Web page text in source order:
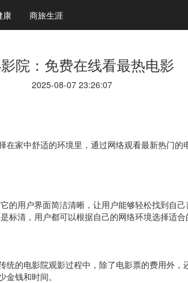
康 商旅生涯
院：免费在线看最热电影
2025-08-07 23:26:07
家中舒适的环境里，通过网络观看最新热门
用户界面简洁清晰，让用户能够轻松找到自
清，用户都可以根据自己的网络环境选择适合
的电影院观影过程中，除了电影票的费用外
钱和时间。